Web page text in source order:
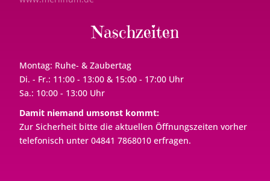
Naschzeiten
Montag: Ruhe- & Zaubertag
Di. - Fr.: 11:00 - 13:00 & 15:00 - 17:00 Uhr
Sa.: 10:00 - 13:00 Uhr
Damit niemand umsonst kommt:
Zur Sicherheit bitte die aktuellen Öffnungszeiten vorher
telefonisch unter 04841 7868010 erfragen.